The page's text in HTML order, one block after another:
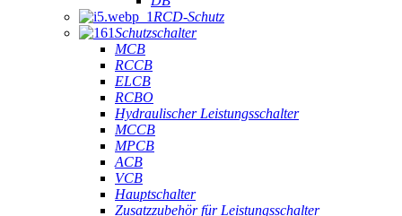
RCD-Schutz
Schutzschalter
MCB
RCCB
ELCB
RCBO
Hydraulischer Leistungsschalter
MCCB
MPCB
ACB
VCB
Hauptschalter
Zusatzzubehör für Leistungsschalter